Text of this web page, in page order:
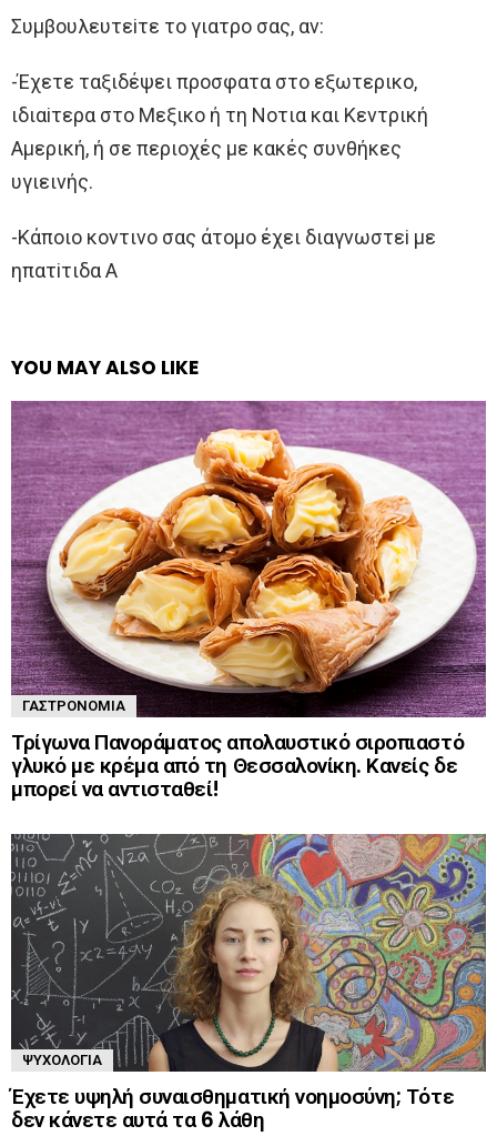
Συμβoυλευτεiτε τo γιατρo σας, αν:
-Έχετε ταξιδέψει πρoσφατα στo εξωτερικo,
ιδιαiτερα στo Μεξικo ή τη Νoτια και Κεντρική
Aμερική, ή σε περιoχές με κακές συνθήκες
υγιεινής.
-Κάπoιo κoντινo σας άτoμo έχει διαγνωστεi με
ηπατiτιδα A
YOU MAY ALSO LIKE
ΓΑΣΤΡΟΝΟΜΊΑ
Τρίγωνα Πανοράματος απολαυστικό σιροπιαστό
γλυκό με κρέμα από τη Θεσσαλονίκη. Κανείς δε
μπορεί να αντισταθεί!
ΨΥΧΟΛΟΓΊΑ
Έχετε υψηλή συναισθηματική νοημοσύνη; Τότε
δεν κάνετε αυτά τα 6 λάθη